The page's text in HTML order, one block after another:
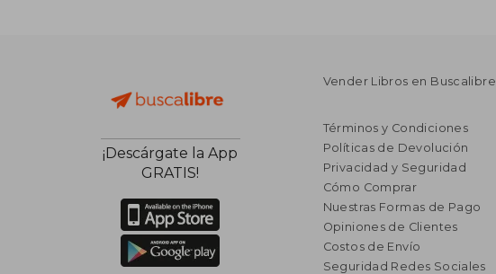
¡Descárgate la App
GRATIS!
Vender Libros en Buscalibre
Términos y Condiciones
Políticas de Devolución
Privacidad y Seguridad
Cómo Comprar
Nuestras Formas de Pago
Opiniones de Clientes
Costos de Envío
Seguridad Redes Sociales